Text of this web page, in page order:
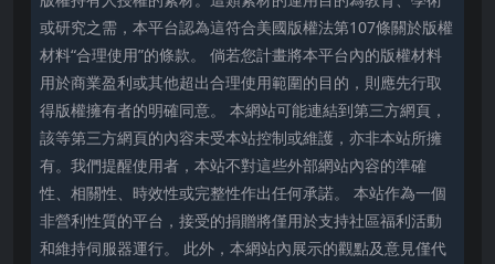
或研究之需，本平台認為這符合美國版權法第107條關於版權
材料“合理使用”的條款。 倘若您計畫將本平台內的版權材料
用於商業盈利或其他超出合理使用範圍的目的，則應先行取
得版權擁有者的明確同意。 本網站可能連結到第三方網頁，
該等第三方網頁的內容未受本站控制或維護，亦非本站所擁
有。我們提醒使用者，本站不對這些外部網站內容的準確
性、相關性、時效性或完整性作出任何承諾。 本站作為一個
非營利性質的平台，接受的捐贈將僅用於支持社區福利活動
和維持伺服器運行。 此外，本網站內展示的觀點及意見僅代